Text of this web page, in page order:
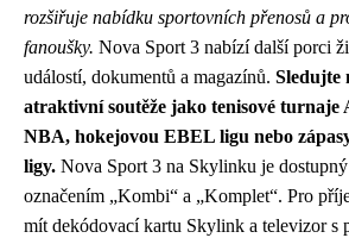
rozšiřuje nabídku sportovních přenosů a
fanoušky. Nova Sport 3 nabízí další porci
událostí, dokumentů a magazínů. Sledujte
atraktivní soutěže jako tenisové turnaje
NBA, hokejovou EBEL ligu nebo
ligy. Nova Sport 3 na Skylinku je
označením „Kombi“ a „Komplet“. Pro
mít dekódovací kartu Skylink a televizor s